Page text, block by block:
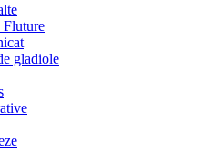
gladiole